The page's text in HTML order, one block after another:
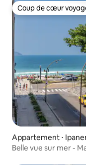
Coup de cœur
Coup de cœur
Appartement ⋅
Belle vue sur mer -